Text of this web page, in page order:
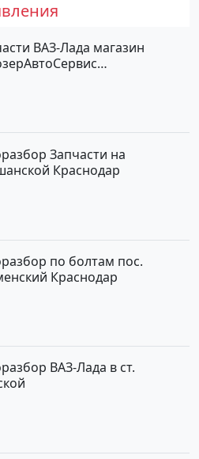
ВАЗ-Лада магазин
Запчасти на
Краснодар
по болтам пос.
Краснодар
ВАЗ-Лада в ст.